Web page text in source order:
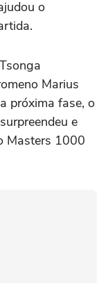
o
Marius
próxima fase, o
e
Masters 1000